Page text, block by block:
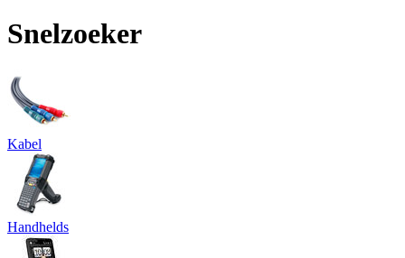
Snelzoeker
Kabel
Handhelds